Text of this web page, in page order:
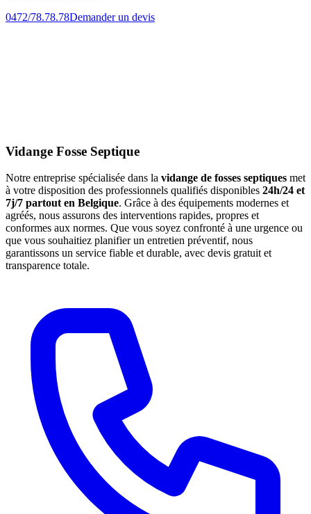
0472/78.78.78Demander un devis
Vidange Fosse Septique
Notre entreprise spécialisée dans la vidange de fosses septiques met
à votre disposition des professionnels qualifiés disponibles 24h/24 et
7j/7 partout en Belgique. Grâce à des équipements modernes et
agréés, nous assurons des interventions rapides, propres et
conformes aux normes. Que vous soyez confronté à une urgence ou
que vous souhaitiez planifier un entretien préventif, nous
garantissons un service fiable et durable, avec devis gratuit et
transparence totale.